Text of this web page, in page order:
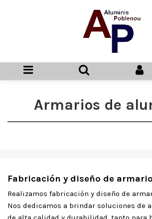
Armarios de
Fabricación y diseño de
Realizamos fabricación y diseño de
Nos dedicamos a brindar soluciones de